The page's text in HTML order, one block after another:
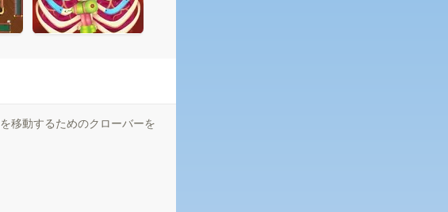
移動するためのクローバーを